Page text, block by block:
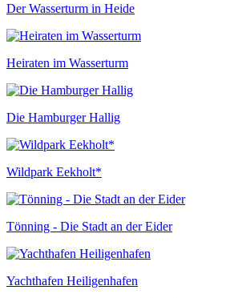
Der Wasserturm in Heide
Heiraten im Wasserturm
Die Hamburger Hallig
Wildpark Eekholt*
Tönning - Die Stadt an der Eider
Yachthafen Heiligenhafen